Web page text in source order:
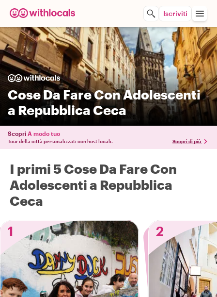
Iscriviti
Cose Da Fare Con Adolescenti
a Repubblica Ceca
Scopri A modo tuo
Tour della città personalizzati con host locali. Scopri di più
I primi 5 Cose Da Fare Con
Adolescenti a Repubblica
Ceca
1
2